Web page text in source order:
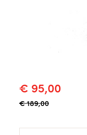
€ 95,00
€ 189,00